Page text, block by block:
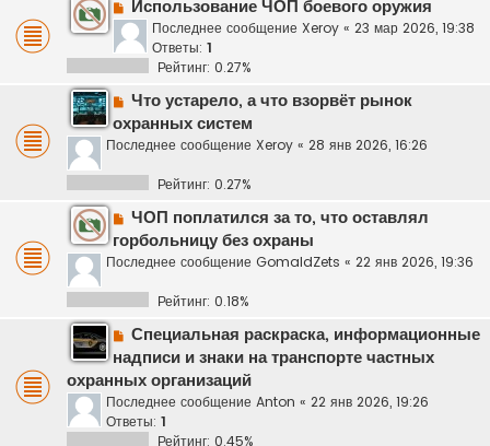
Использование ЧОП боевого оружия
Последнее сообщение Xeroy « 23 мар 2026, 19:38
Ответы: 1
Рейтинг: 0.27%
Что устарело, а что взорвёт рынок
охранных систем
Последнее сообщение Xeroy « 28 янв 2026, 16:26
Рейтинг: 0.27%
ЧОП поплатился за то, что оставлял
горбольницу без охраны
Последнее сообщение GomaldZets « 22 янв 2026, 19:36
Рейтинг: 0.18%
Специальная раскраска, информационные
надписи и знаки на транспорте частных
охранных организаций
Последнее сообщение Anton « 22 янв 2026, 19:26
Ответы: 1
Рейтинг: 0.45%